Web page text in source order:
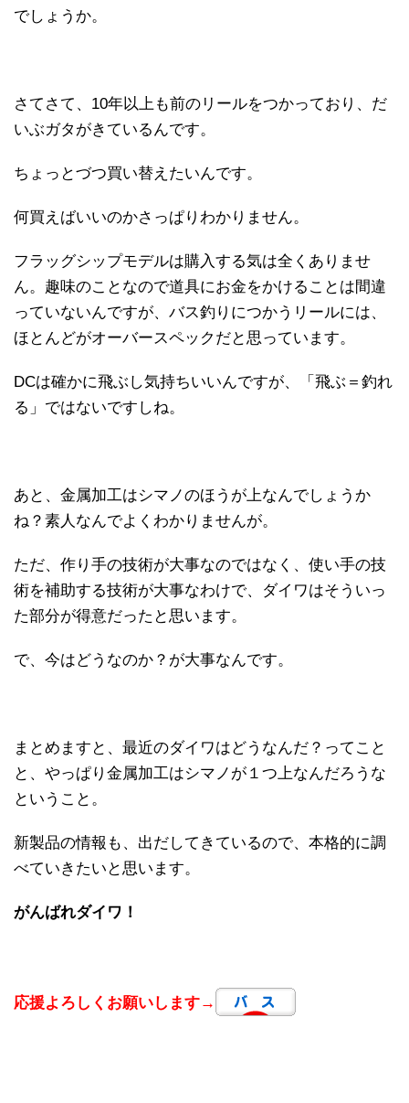
でしょうか。
さてさて、10年以上も前のリールをつかっており、だ
いぶガタがきているんです。
ちょっとづつ買い替えたいんです。
何買えばいいのかさっぱりわかりません。
フラッグシップモデルは購入する気は全くありませ
ん。趣味のことなので道具にお金をかけることは間違
っていないんですが、バス釣りにつかうリールには、
ほとんどがオーバースペックだと思っています。
DCは確かに飛ぶし気持ちいいんですが、「飛ぶ＝釣れ
る」ではないですしね。
あと、金属加工はシマノのほうが上なんでしょうか
ね？素人なんでよくわかりませんが。
ただ、作り手の技術が大事なのではなく、使い手の技
術を補助する技術が大事なわけで、ダイワはそういっ
た部分が得意だったと思います。
で、今はどうなのか？が大事なんです。
まとめますと、最近のダイワはどうなんだ？ってこと
と、やっぱり金属加工はシマノが１つ上なんだろうな
ということ。
新製品の情報も、出だしてきているので、本格的に調
べていきたいと思います。
がんばれダイワ！
応援よろしくお願いします→